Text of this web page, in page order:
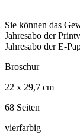
Sie können das
Jahresabo der
Jahresabo der E-
Broschur
22 x 29,7 cm
68 Seiten
vierfarbig